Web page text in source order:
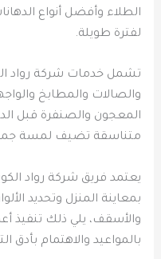
الطلاء وأفضل أنواع
لفترة طويلة.
تشمل خدمات شركة رواد
والصالات والمطابخ
المعجون والصنفرة قبل
متناسقة تضيف لمسة
يعتمد فريق شركة رواد
بمعاينة المنزل وتحديد
والأسقف، يلي ذلك تنفيذ
بالمواعيد والاهتمام بأدق